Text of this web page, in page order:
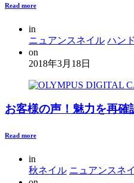
Read more
in
ニュアンスネイル ハン
on
2018年3月18日
お客様の声！魅力を再
Read more
in
秋ネイル ニュアンスネ